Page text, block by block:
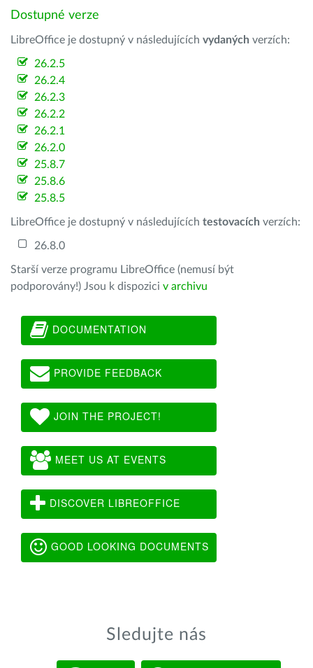
Dostupné verze
LibreOffice je dostupný v následujících vydaných verzích:
26.2.5
26.2.4
26.2.3
26.2.2
26.2.1
26.2.0
25.8.7
25.8.6
25.8.5
LibreOffice je dostupný v následujících testovacích verzích:
26.8.0
Starší verze programu LibreOffice (nemusí být
podporovány!) Jsou k dispozici v archivu
DOCUMENTATION
PROVIDE FEEDBACK
JOIN THE PROJECT!
MEET US AT EVENTS
DISCOVER LIBREOFFICE
GOOD LOOKING DOCUMENTS
Sledujte nás